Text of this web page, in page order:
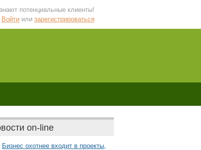
потенциальные клиенты!
Войти или зарегистрироваться
on-line
Бизнес охотнее входит в проекты,